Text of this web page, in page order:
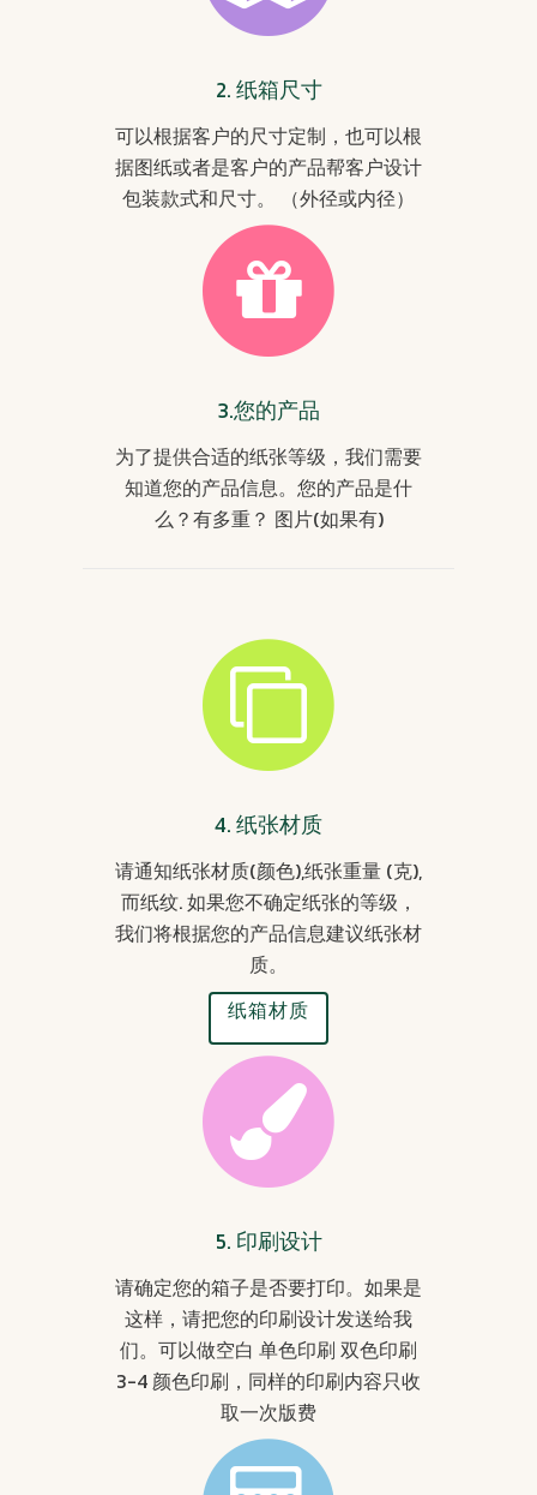
2. 纸箱尺寸
可以根据客户的尺寸定制，也可以根
据图纸或者是客户的产品帮客户设计
包装款式和尺寸。 （外径或内径）
3.您的产品
为了提供合适的纸张等级，我们需要
知道您的产品信息。您的产品是什
么？有多重？ 图片(如果有)
4. 纸张材质
请通知纸张材质(颜色),纸张重量 (克),
而纸纹. 如果您不确定纸张的等级，
我们将根据您的产品信息建议纸张材
质。
纸箱材质
5. 印刷设计
请确定您的箱子是否要打印。如果是
这样，请把您的印刷设计发送给我
们。可以做空白 单色印刷 双色印刷
3-4 颜色印刷，同样的印刷内容只收
取一次版费